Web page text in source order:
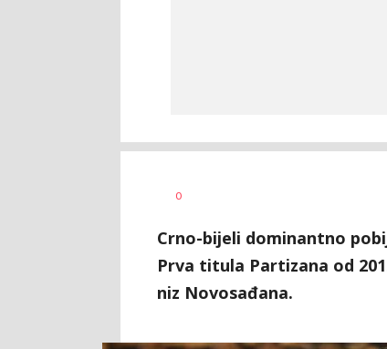
AUTOR
0
Crno-bijeli dominantno
Prva titula Partizana od
niz Novosađana.